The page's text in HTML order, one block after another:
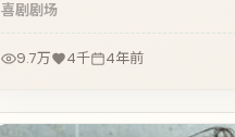
喜剧剧场
9.7万 4千 4年前